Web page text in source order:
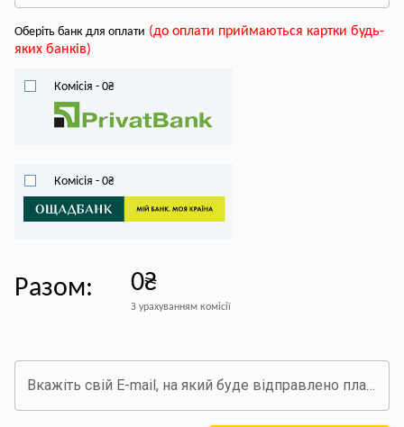
Оберіть банк для оплати (до оплати приймаються картки будь-
яких банків)
Комісія - 0₴
Комісія - 0₴
Разом: 0₴
З урахуванням комісії
Вкажіть свій E-mail, на який буде відправлено платіжний документ про оплату